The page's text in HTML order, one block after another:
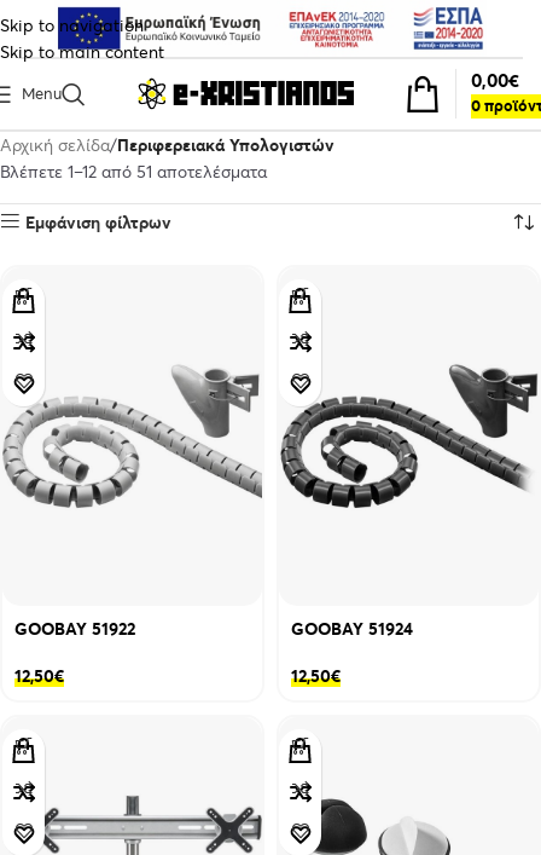
Skip to navigation
Skip to main content
Menu
0
0,00€
Αρχική σελίδα Περιφερειακά Υπολογιστών
Βλέπετε 1–12 από 51 αποτελέσματα
Εμφάνιση φίλτρων
GOOBAY 51922
12,50€
GOOBAY 51924
12,50€